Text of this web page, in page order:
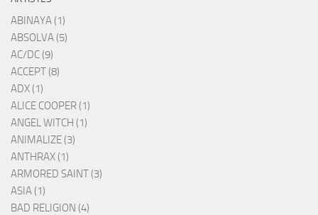
ABINAYA (1)
ABSOLVA (5)
AC/DC (9)
ACCEPT (8)
ADX (1)
ALICE COOPER (1)
ANGEL WITCH (1)
ANIMALIZE (3)
ANTHRAX (1)
ARMORED SAINT (3)
ASIA (1)
BAD RELIGION (4)